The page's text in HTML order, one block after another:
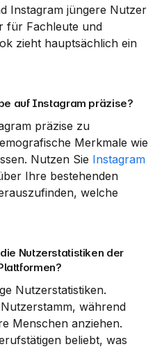
Instagram jüngere Nutzer
für Fachleute und
zieht hauptsächlich ein
auf Instagram präzise?
präzise zu
Merkmale wie
Nutzen Sie Instagram
Ihre bestehenden
welche
Nutzerstatistiken der
Nutzerstatistiken.
während
Menschen anziehen.
beliebt, was